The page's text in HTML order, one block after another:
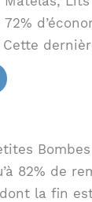
72%
82% de
la fin